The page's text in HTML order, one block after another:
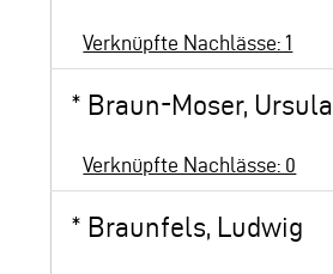
Verknüpfte Nachlässe: 1
* Braun-Moser, Ursula
Verknüpfte Nachlässe: 0
* Braunfels, Ludwig